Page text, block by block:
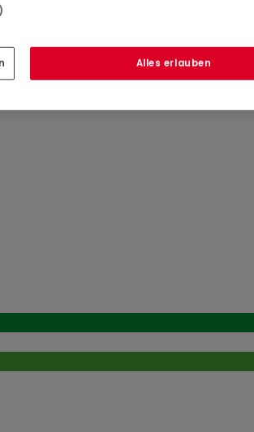
des charges, notice descriptive,
beaux volumes :
technique et administrative.)
du cahier des charges)
Alles erlauben